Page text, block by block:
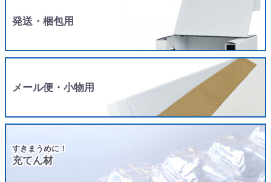
発送・梱包用
メール便・小物用
すきまうめに！
充てん材